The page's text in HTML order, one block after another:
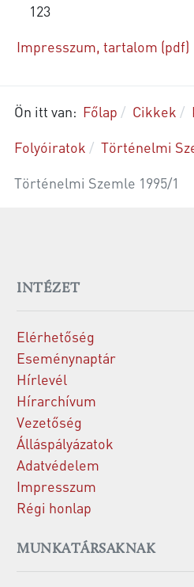
123
Impresszum, tartalom (pdf)
Ön itt van: Főlap Cikkek
Folyóiratok
Történelmi
Történelmi Szemle 1995/1
INTÉZET
Elérhetőség
Eseménynaptár
Hírlevél
Hírarchívum
Vezetőség
Álláspályázatok
Adatvédelem
Impresszum
Régi honlap
MUNKATÁRSAKNAK